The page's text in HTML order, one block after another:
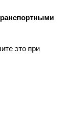
это при